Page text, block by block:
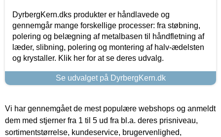
DyrbergKern.dks produkter er håndlavede og
gennemgår mange forskellige processer: fra støbning,
polering og belægning af metalbasen til håndfletning af
læder, slibning, polering og montering af halv-ædelsten
og krystaller. Klik her for at se deres udvalg.
Se udvalget på DyrbergKern.dk
Vi har gennemgået de mest populære webshops og anmeldt
dem med stjerner fra 1 til 5 ud fra bl.a. deres prisniveau,
sortimentstørrelse, kundeservice, brugervenlighed,